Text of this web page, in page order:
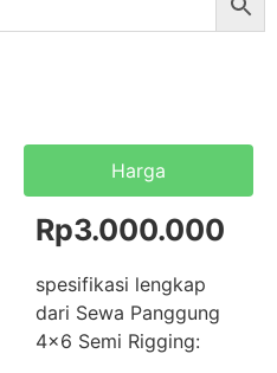
Harga
Rp3.000.000
spesifikasi lengkap
dari Sewa Panggung
4×6 Semi Rigging: